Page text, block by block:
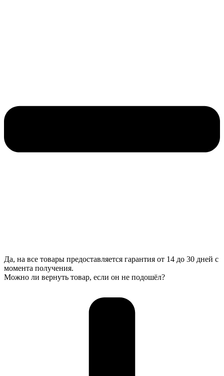
Да, на все товары предоставляется гарантия от 14 до 30 дней с
момента получения.
Можно ли вернуть товар, если он не подошёл?